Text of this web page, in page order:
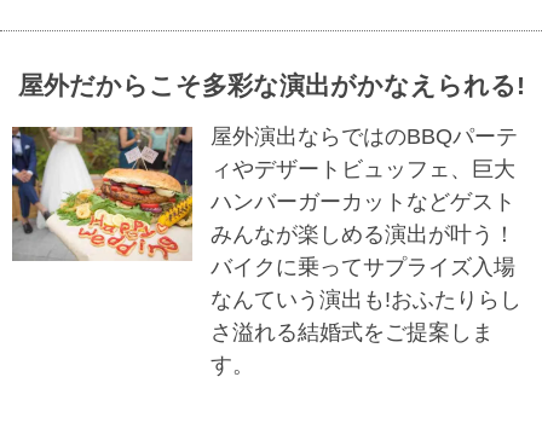
屋外だからこそ多彩な演出がかなえられる!
屋外演出ならではのBBQパーテ
ィやデザートビュッフェ、巨大
ハンバーガーカットなどゲスト
みんなが楽しめる演出が叶う！
バイクに乗ってサプライズ入場
なんていう演出も!おふたりらし
さ溢れる結婚式をご提案しま
す。